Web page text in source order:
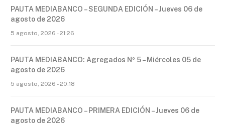
PAUTA MEDIABANCO – SEGUNDA EDICIÓN – Jueves 06 de
agosto de 2026
5 agosto, 2026 - 21:26
PAUTA MEDIABANCO: Agregados Nº 5 – Miércoles 05 de
agosto de 2026
5 agosto, 2026 - 20:18
PAUTA MEDIABANCO – PRIMERA EDICIÓN – Jueves 06 de
agosto de 2026